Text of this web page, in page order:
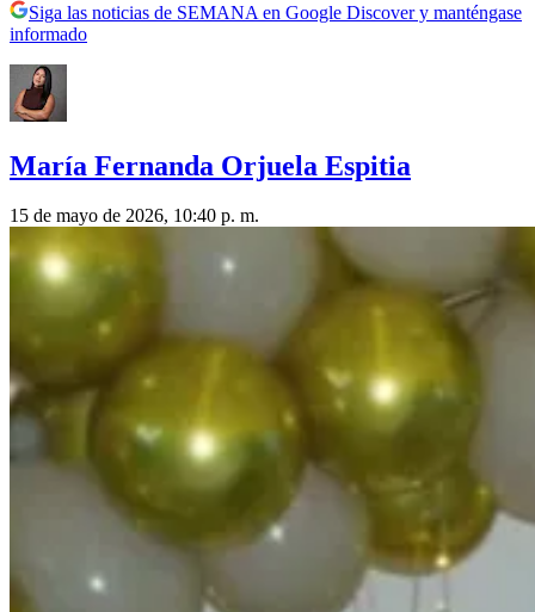
Siga las noticias de SEMANA en Google Discover y manténgase
informado
María Fernanda Orjuela Espitia
15 de mayo de 2026, 10:40 p. m.